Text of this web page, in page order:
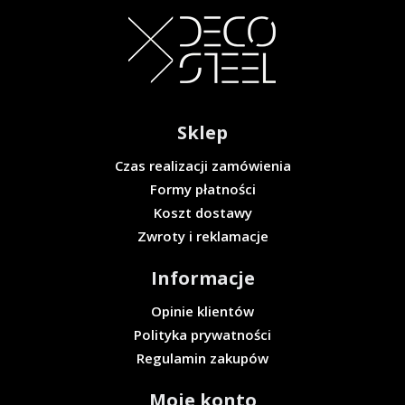
Sklep
Czas realizacji zamówienia
Formy płatności
Koszt dostawy
Zwroty i reklamacje
Informacje
Opinie klientów
Polityka prywatności
Regulamin zakupów